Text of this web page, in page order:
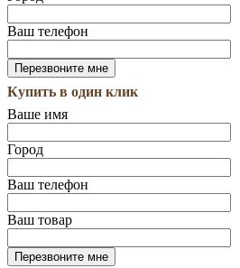
Ваш телефон
Купить в один клик
Ваше имя
Город
Ваш телефон
Ваш товар